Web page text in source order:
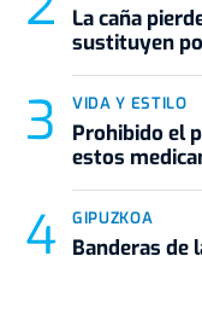
La caña
sustituyen
VIDA Y ESTILO
Prohibido el
estos
GIPUZKOA
Banderas de